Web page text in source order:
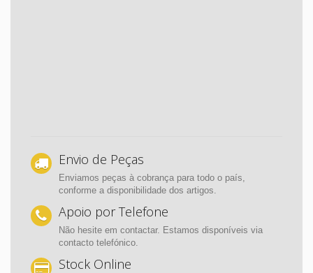
Envio de Peças
Enviamos peças à cobrança para todo o país,
conforme a disponibilidade dos artigos.
Apoio por Telefone
Não hesite em contactar. Estamos disponíveis via
contacto telefónico.
Stock Online